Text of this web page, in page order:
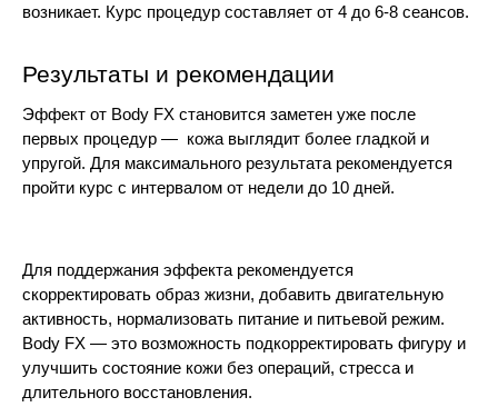
возникает. Курс процедур составляет от 4 до 6-8 сеансов.
Результаты и рекомендации
Эффект от Body FX становится заметен уже после
первых процедур —  кожа выглядит более гладкой и
упругой. Для максимального результата рекомендуется
пройти курс с интервалом от недели до 10 дней.
Для поддержания эффекта рекомендуется
скорректировать образ жизни, добавить двигательную
активность, нормализовать питание и питьевой режим.
Body FX — это возможность подкорректировать фигуру и
улучшить состояние кожи без операций, стресса и
длительного восстановления.